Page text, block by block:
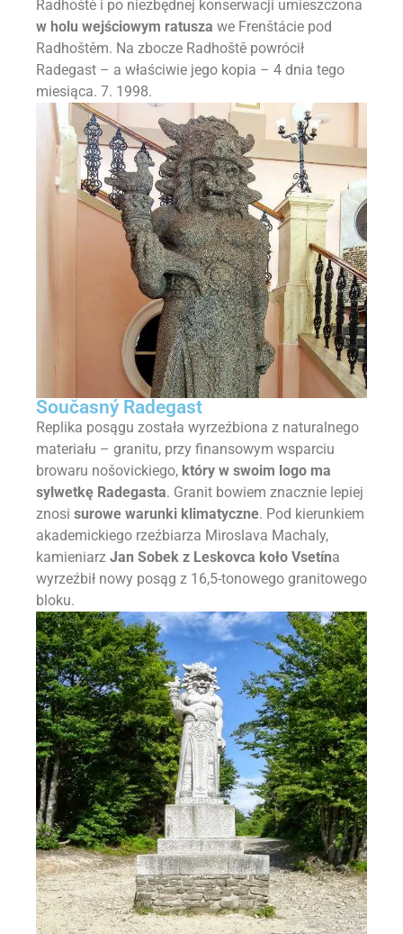
Radhoště i po niezbędnej konserwacji umieszczona
w holu wejściowym ratusza we Frenštácie pod
Radhoštěm. Na zbocze Radhoště powrócił
Radegast – a właściwie jego kopia – 4 dnia tego
miesiąca. 7. 1998.
Současný Radegast
Replika posągu została wyrzeźbiona z naturalnego
materiału – granitu, przy finansowym wsparciu
browaru nošovickiego, który w swoim logo ma
sylwetkę Radegasta. Granit bowiem znacznie lepiej
znosi surowe warunki klimatyczne. Pod kierunkiem
akademickiego rzeźbiarza Miroslava Machaly,
kamieniarz Jan Sobek z Leskovca koło Vsetína
wyrzeźbił nowy posąg z 16,5-tonowego granitowego
bloku.